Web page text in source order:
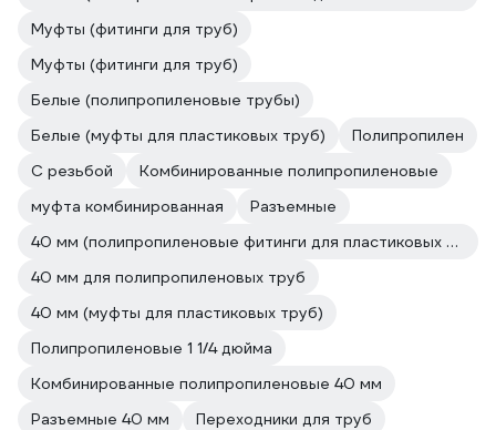
Муфты (фитинги для труб)
Муфты (фитинги для труб)
Белые (полипропиленовые трубы)
Белые (муфты для пластиковых труб)
Полипропилен
С резьбой
Комбинированные полипропиленовые
муфта комбинированная
Разъемные
40 мм (полипропиленовые фитинги для пластиковых труб)
40 мм для полипропиленовых труб
40 мм (муфты для пластиковых труб)
Полипропиленовые 1 1/4 дюйма
Комбинированные полипропиленовые 40 мм
Разъемные 40 мм
Переходники для труб